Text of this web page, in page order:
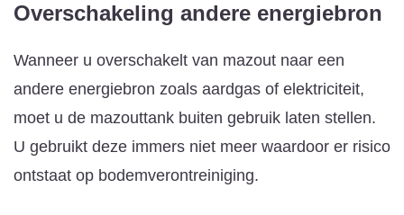
Overschakeling andere energiebron
Wanneer u overschakelt van mazout naar een
andere energiebron zoals aardgas of elektriciteit,
moet u de mazouttank buiten gebruik laten stellen.
U gebruikt deze immers niet meer waardoor er risico
ontstaat op bodemverontreiniging.